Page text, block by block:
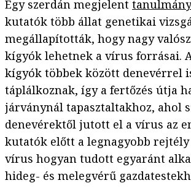
Egy szerdán megjelent tanulmány
kutatók több állat genetikai
megállapították, hogy nagy
kígyók lehetnek a vírus forrásai.
kígyók többek között denevérrel
táplálkoznak, így a fertőzés útja
járványnál tapasztaltakhoz, ahol
denevérektől jutott el a vírus az
kutatók előtt a legnagyobb rejtély
vírus hogyan tudott egyaránt
hideg- és melegvérű